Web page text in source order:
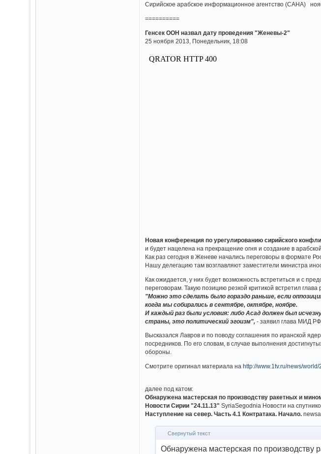
Сирийское арабское информационное агентство (САНА)
==========
Генсек ООН назвал дату проведения "Женевы-2"
25 ноября 2013, Понедельник, 18:08
Новая конференция по урегулированию сирийского
и будет нацелена на прекращение огня и создание в
Как раз сегодня в Женеве начались переговоры в формате
Нашу делегацию там возглавляют заместители министра
Как ожидается, у них будет возможность встретиться и с
переговорам. Такую позицию резкой критикой встретил
"Можно это сделать было гораздо раньше, если
когда мы собирались в сентябре, октябре, ноябре.
И каждый раз были условия: либо Асад должен был
страны, это политический эгоизм", - заявил глава МИД РФ
Высказался Лавров и по поводу соглашения по иранской
посредников. По его словам, в случае выполнения
обороны.
Смотрите оригинал материала наhttp://www.1tv.ru/news/
далее под катом:
Обнаружена мастерская по производству ракетных и
Новости Сирии "24.11.13"SyriaSegodnia Новости на
Наступление на север. Часть 4.1 Контратака. Начало.
Свернутый текст
Обнаружена мастерская по производству